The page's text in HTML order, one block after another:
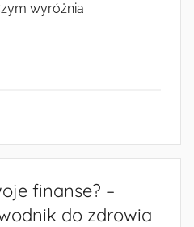
wyróżnia
finanse? –
do zdrowia